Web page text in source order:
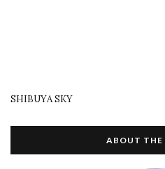
SHIBUYA SKY
ABOUT THE